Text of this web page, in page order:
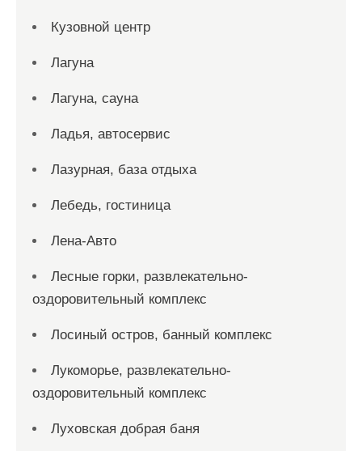
Кузовной центр
Лагуна
Лагуна, сауна
Ладья, автосервис
Лазурная, база отдыха
Лебедь, гостиница
Лена-Авто
Лесные горки, развлекательно-
оздоровительный комплекс
Лосиный остров, банный комплекс
Лукоморье, развлекательно-
оздоровительный комплекс
Луховская добрая баня